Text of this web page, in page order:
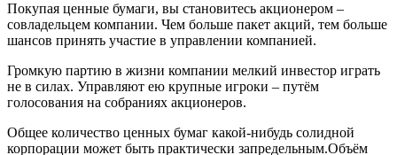
Покупая ценные бумаги, вы становитесь акционером –
совладельцем компании. Чем больше пакет акций, тем больше
шансов принять участие в управлении компанией.
Громкую партию в жизни компании мелкий инвестор играть
не в силах. Управляют ею крупные игроки – путём
голосования на собраниях акционеров.
Общее количество ценных бумаг какой-нибудь солидной
корпорации может быть практически запредельным.Объём